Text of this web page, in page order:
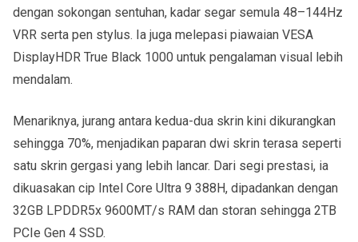
dengan sokongan sentuhan, kadar segar semula 48–144Hz
VRR serta pen stylus. Ia juga melepasi piawaian VESA
DisplayHDR True Black 1000 untuk pengalaman visual lebih
mendalam.
Menariknya, jurang antara kedua-dua skrin kini dikurangkan
sehingga 70%, menjadikan paparan dwi skrin terasa seperti
satu skrin gergasi yang lebih lancar. Dari segi prestasi, ia
dikuasakan cip Intel Core Ultra 9 388H, dipadankan dengan
32GB LPDDR5x 9600MT/s RAM dan storan sehingga 2TB
PCIe Gen 4 SSD.